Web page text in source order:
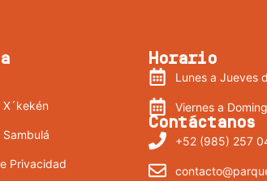
X´kekén
Sambulá
Privacidad
Horario
Lunes a Jueves
Viernes a
Contáctanos
+52 (985) 257